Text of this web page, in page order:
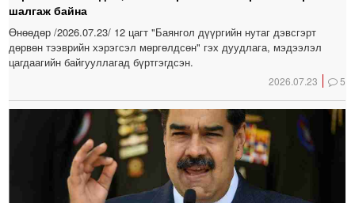
шалгаж байна
Өнөөдөр /2026.07.23/ 12 цагт "Баянгол дүүргийн нутаг дэвсгэрт
дөрвөн тээврийн хэрэгсэл мөргөлдсөн" гэх дуудлага, мэдээлэл
цагдаагийн байгууллагад бүртгэгдсэн.
2026.07.23 5